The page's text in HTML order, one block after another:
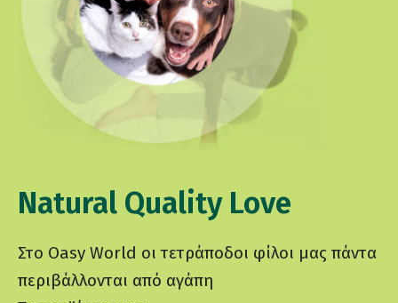
Natural Quality Love
Στο Oasy World οι τετράποδοι φίλοι μας πάντα
περιβάλλονται από αγάπη